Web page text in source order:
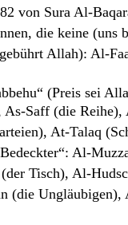
von Sura Al-
die keine
Allah): Al-
(Preis sei
Saff (die
At-Talaq
Al-
Tisch), Al-
(die